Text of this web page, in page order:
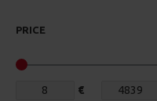
PRICE
€